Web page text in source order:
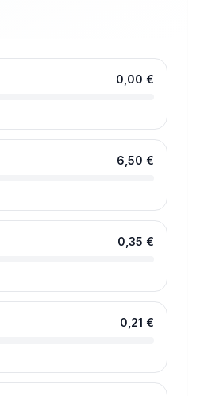
0,00 €
6,50 €
0,35 €
0,21 €